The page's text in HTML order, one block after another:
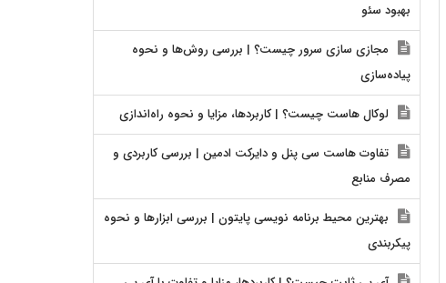
بهبود سئو
مجازی سازی سرور چیست؟ | بررسی روش‌ها و نحوه
پیاده‌سازی
لوکال هاست چیست؟ | کاربردها، مزایا و نحوه راه‌اندازی
تفاوت هاست سی پنل و دایرکت ادمین | بررسی کاربردی و
مصرف منابع
بهترین محیط برنامه نویسی پایتون | بررسی ابزارها و نحوه
پیکربندی